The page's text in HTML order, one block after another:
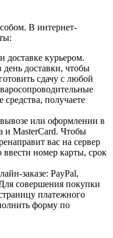
В интернет-
курьером.
доставки, чтобы
сдачу с любой
получаете
или оформлении в
и MasterCard. Чтобы
вас на сервер
номер карты, срок
заказе: PayPal,
совершения покупки
платежного
форму по